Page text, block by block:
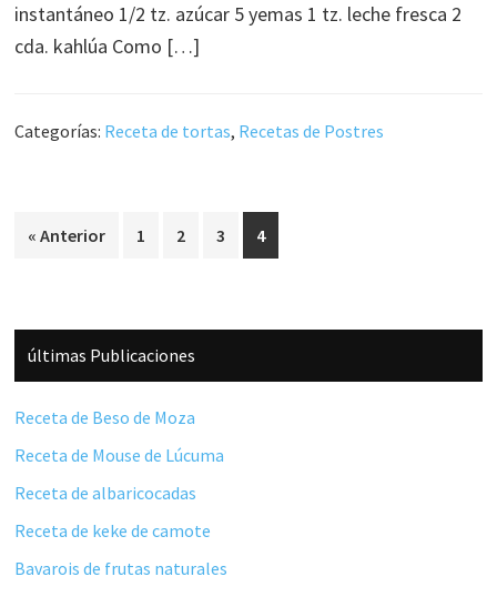
instantáneo 1/2 tz. azúcar 5 yemas 1 tz. leche fresca 2
cda. kahlúa Como […]
Categorías: Receta de tortas, Recetas de Postres
« Anterior Página
1 Página
2 Página
3 Página
4
Barra
lateral
principal
últimas Publicaciones
Receta de Beso de Moza
Receta de Mouse de Lúcuma
Receta de albaricocadas
Receta de keke de camote
Bavarois de frutas naturales